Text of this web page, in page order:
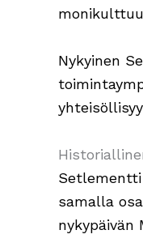
Nykyinen
samalla